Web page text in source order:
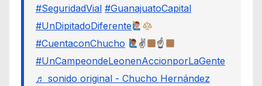
#SeguridadVial #GuanajuatoCapital
#UnDipitadoDiferente
#CuentaconChucho
✌
☝
#UnCampeondeLeonenAccionporLaGente
♬ sonido original - Chucho Hernández